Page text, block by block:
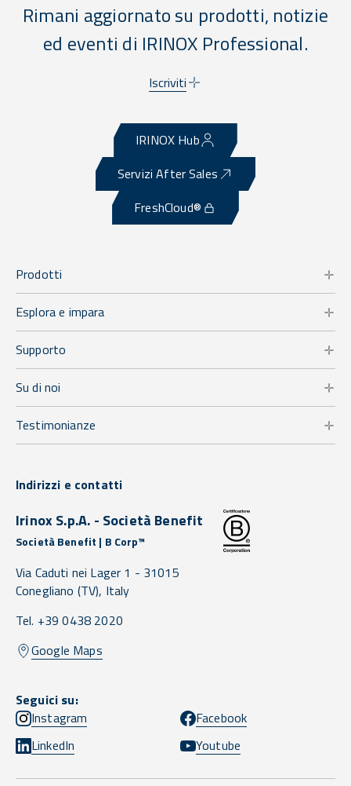
Rimani aggiornato su prodotti, notizie
ed eventi di IRINOX Professional.
Iscriviti
IRINOX Hub
Servizi After Sales
FreshCloud®
Prodotti
Esplora e impara
Supporto
Su di noi
Testimonianze
Indirizzi e contatti
Irinox S.p.A. - Società Benefit
Società Benefit | B Corp™
Via Caduti nei Lager 1 - 31015
Conegliano (TV), Italy
Tel. +39 0438 2020
Google Maps
Seguici su:
Instagram
Facebook
LinkedIn
Youtube